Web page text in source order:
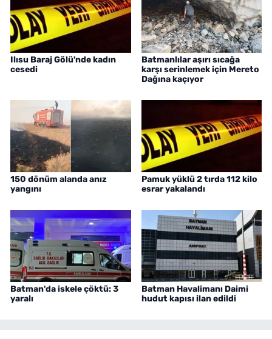
Ilısu Baraj Gölü'nde kadın
cesedi
Batmanlılar aşırı sıcağa
karşı serinlemek için Mereto
Dağına kaçıyor
150 dönüm alanda anız
yangını
Pamuk yüklü 2 tırda 112 kilo
esrar yakalandı
Batman'da iskele çöktü: 3
yaralı
Batman Havalimanı Daimi
hudut kapısı ilan edildi